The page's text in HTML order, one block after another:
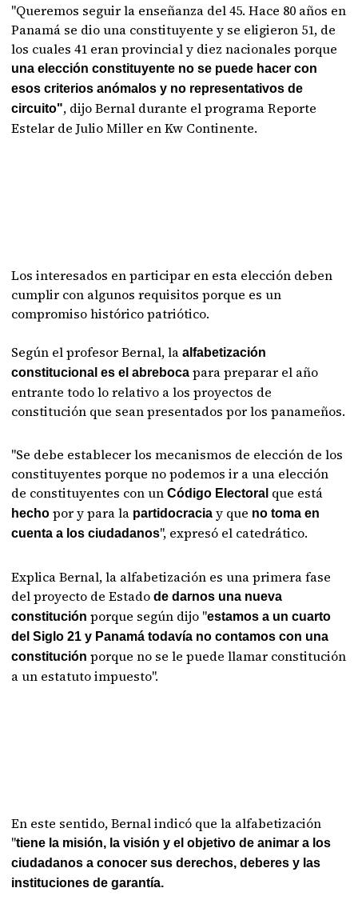
"Queremos seguir la enseñanza del 45. Hace 80 años en
Panamá se dio una constituyente y se eligieron 51, de
los cuales 41 eran provincial y diez nacionales porque
una elección constituyente no se puede hacer con
esos criterios anómalos y no representativos de
circuito", dijo Bernal durante el programa Reporte
Estelar de Julio Miller en Kw Continente.
Los interesados en participar en esta elección deben
cumplir con algunos requisitos porque es un
compromiso histórico patriótico.
Según el profesor Bernal, laalfabetización
constitucional es el abrebocapara preparar el año
entrante todo lo relativo a los proyectos de
constitución que sean presentados por los panameños.
"Se debe establecer los mecanismos de elección de los
constituyentes porque no podemos ir a una elección
de constituyentes con unCódigo Electoral que está
hecho por y para la partidocracia y que no toma en
cuenta a los ciudadanos", expresó el catedrático.
Explica Bernal, la alfabetización es una primera fase
del proyecto de Estadode darnos una nueva
constituciónporque según dijo "estamos a un cuarto
del Siglo 21 y Panamá todavía no contamos con una
constitución porque no se le puede llamar constitución
a un estatuto impuesto".
En este sentido, Bernal indicó que la alfabetización
"tiene la misión, la visión y el objetivo de animar a los
ciudadanos a conocer sus derechos, deberes y las
instituciones de garantía.